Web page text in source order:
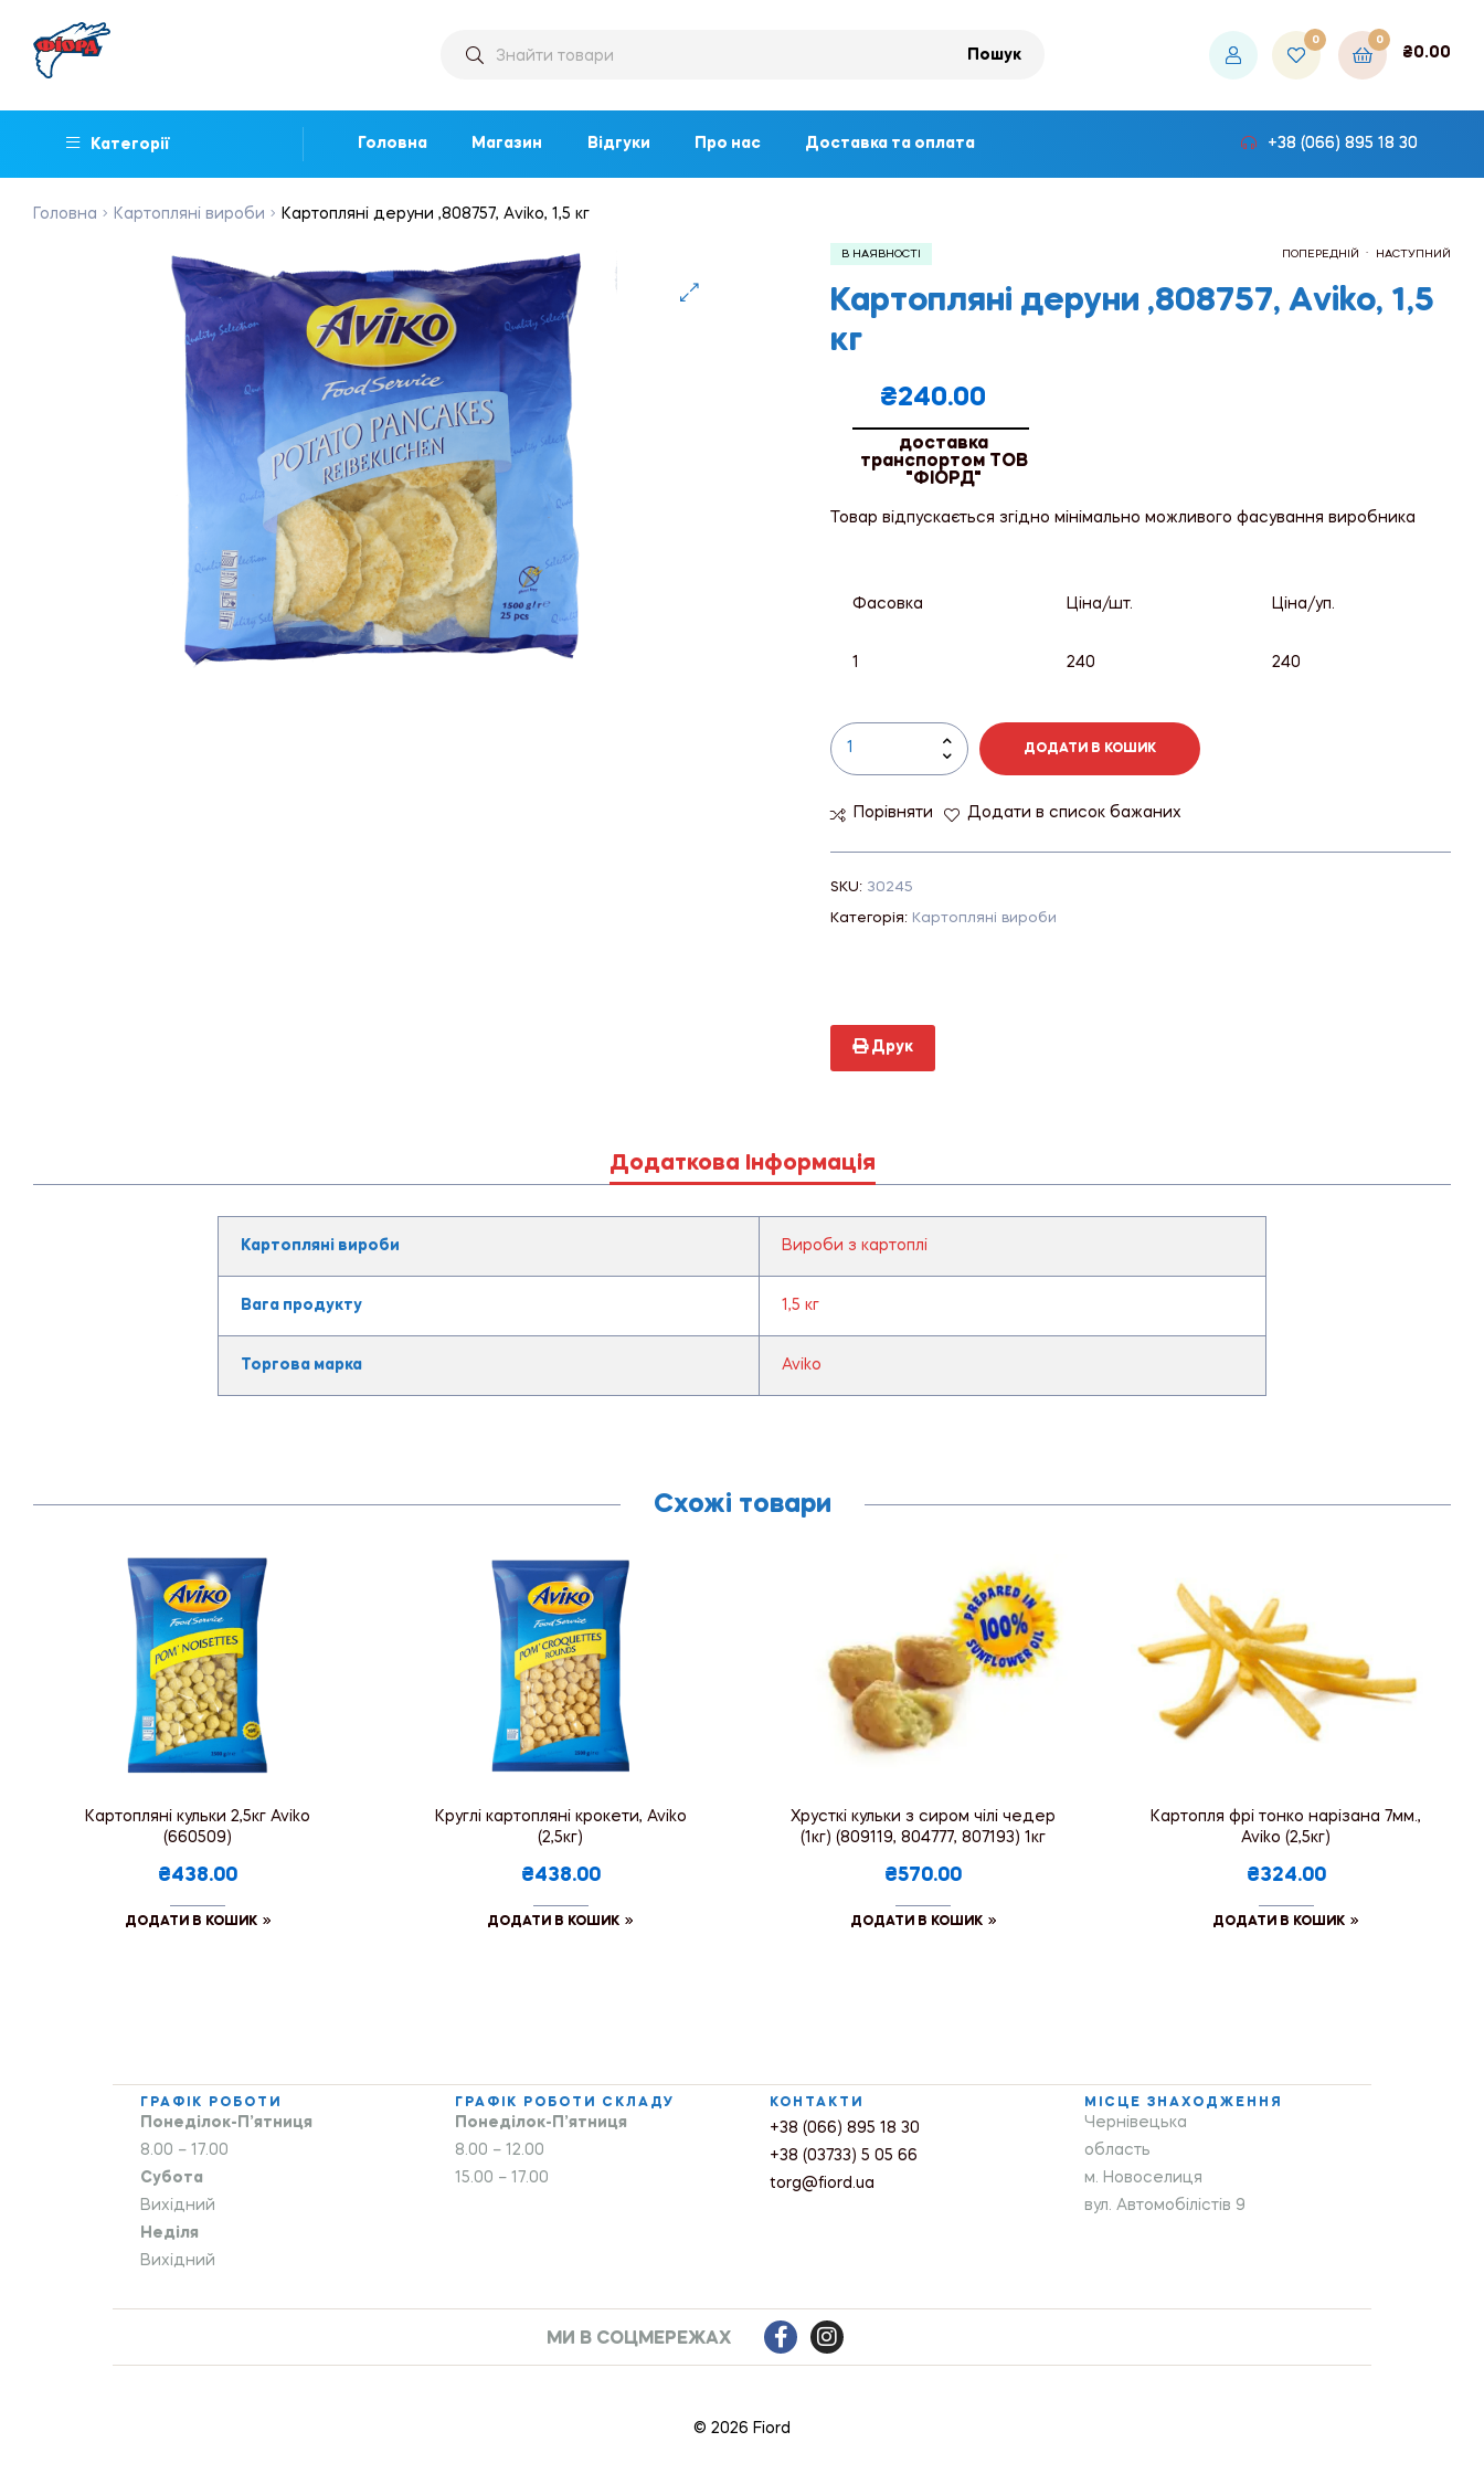
Пошук
0 0
₴0.00
Категорії Головна Магазин Відгуки Про нас Доставка та оплата +38 (066) 895 18 30
Головна Картопляні вироби Картопляні деруни ,808757, Аviko, 1,5 кг
ПОПЕРЕДНІЙ НАСТУПНИЙ
В НАЯВНОСТІ
Картопляні деруни ,808757, Аviko, 1,5
кг
₴240.00
доставка
транспортом ТОВ
"ФІОРД"
Товар відпускається згідно мінімально можливого фасування виробника
Фасовка Ціна/шт. Ціна/уп.
1 240 240
ДОДАТИ В КОШИК
Порівняти Додати в список бажаних
SKU: 30245
Категорія: Картопляні вироби
Друк
Додаткова Інформація
Картопляні вироби Вироби з картоплі
Вага продукту 1,5 кг
Торгова марка Aviko
Схожі товари
Картопляні кульки 2,5кг Aviko
(660509)
₴438.00
ДОДАТИ В КОШИК
Круглі картопляні крокети, Aviko
(2,5кг)
₴438.00
ДОДАТИ В КОШИК
Хрусткі кульки з сиром чілі чедер
(1кг) (809119, 804777, 807193) 1кг
₴570.00
ДОДАТИ В КОШИК
Картопля фрі тонко нарізана 7мм.,
Aviko (2,5кг)
₴324.00
ДОДАТИ В КОШИК
ГРАФІК РОБОТИ
Понеділок-П’ятниця
8.00 – 17.00
Субота
Вихідний
Неділя
Вихідний
ГРАФІК РОБОТИ СКЛАДУ
Понеділок-П’ятниця
8.00 – 12.00
15.00 – 17.00
КОНТАКТИ
+38 (066) 895 18 30
+38 (03733) 5 05 66
torg@fiord.ua
МІСЦЕ ЗНАХОДЖЕННЯ
Чернівецька
область
м. Новоселиця
вул. Автомобілістів 9
МИ В СОЦМЕРЕЖАХ
© 2026 Fiord